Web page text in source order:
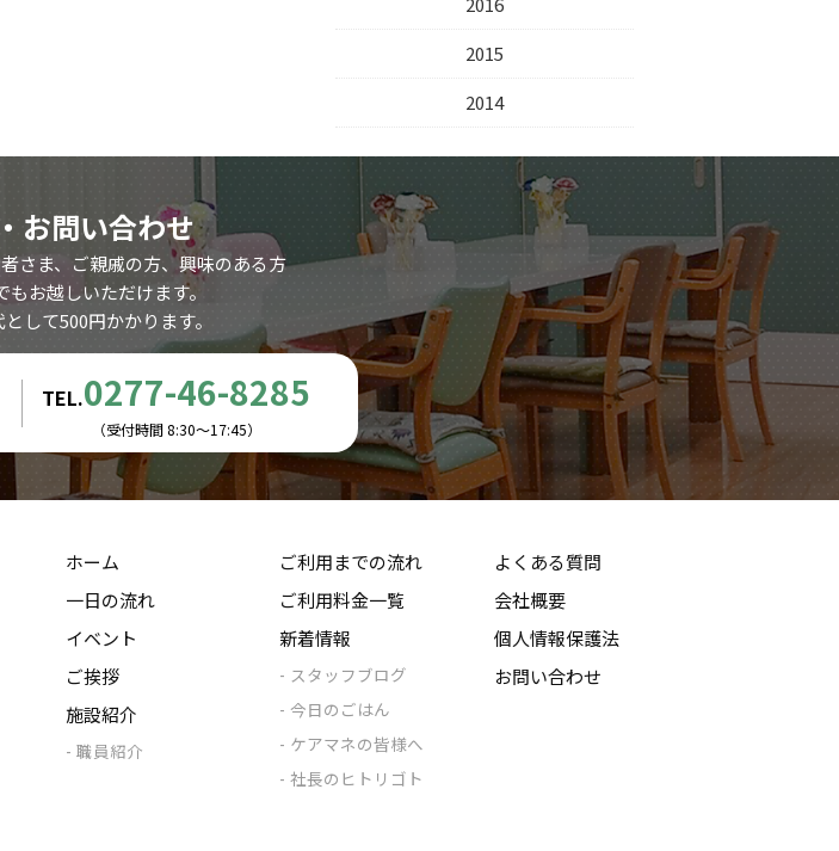
2015
2014
お問い合わせ
さま、ご親戚の方、興味のある方
もお越しいただけます。
して500円かかります。
TEL.0277-46-8285
（受付時間 8:30〜17:45）
ホーム
一日の流れ
イベント
ご挨拶
施設紹介
職員紹介
ご利用までの流れ
ご利用料金一覧
新着情報
スタッフブログ
今日のごはん
ケアマネの皆様へ
社長のヒトリゴト
よくある質問
会社概要
個人情報保護法
お問い合わせ